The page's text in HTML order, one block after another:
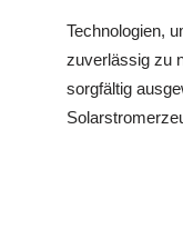
Technologien,
zuverlässig zu
sorgfältig